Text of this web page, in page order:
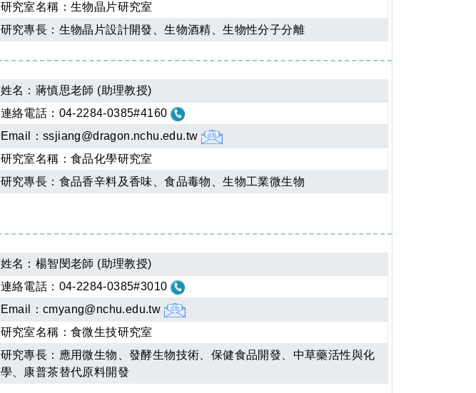
研究室名稱：生物晶片研究室
研究專長：生物晶片設計開發、生物酒精、生物性分子分離
姓名： 蔣慎思老師 (助理教授)
連絡電話：04-2284-0385#4160
Email：ssjiang@dragon.nchu.edu.tw
研究室名稱：食品化學研究室
研究專長：食品香辛料及香味、食品毒物、生物工業微生物
姓名： 楊智閔老師 (助理教授)
連絡電話：04-2284-0385#3010
Email：cmyang@nchu.edu.tw
研究室名稱：食微生技研究室
研究專長：應用微生物、發酵生物技術、保健食品開發、中草藥活性與化
學、康普茶替代原料開發